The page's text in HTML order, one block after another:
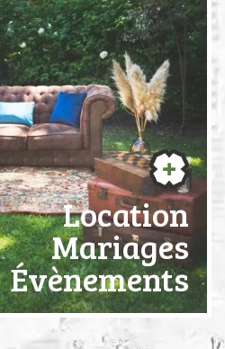
Location
Mariages
Évènements